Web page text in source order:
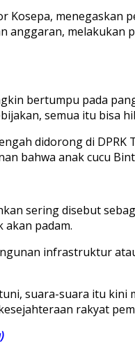
Kosepa,
anggaran,
bertumpu pada
semua itu bisa
didorong di
bahwa anak cucu
sering disebut
padam.
infrastruktur
suara-suara itu
rakyat